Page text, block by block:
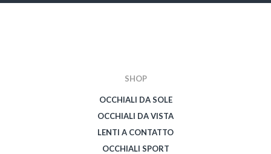
SHOP
OCCHIALI DA SOLE
OCCHIALI DA VISTA
LENTI A CONTATTO
OCCHIALI SPORT